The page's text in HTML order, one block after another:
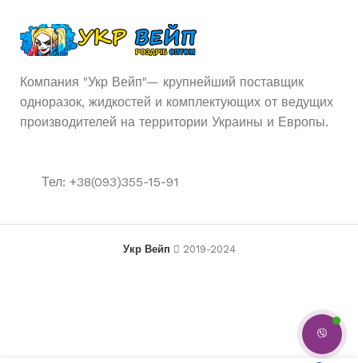
ТИП POD СИСТЕМЫ Одноразовая
ОБЬЕМ 23 мл
АКУМУЛЯТОР
850
ЗАТЯЖЕК 23000
5%
Компания "Укр Вейп"— крупнейший поставщик
одноразок, жидкостей и комплектующих от ведущих
производителей на территории Украины и Европы.
Тел: +38(093)355-15-91
Укр Вейп 2019-2024
В